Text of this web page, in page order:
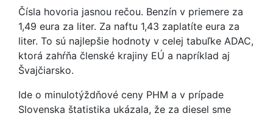
Čísla hovoria jasnou rečou. Benzín v priemere za
1,49 eura za liter. Za naftu 1,43 zaplatíte eura za
liter. To sú najlepšie hodnoty v celej tabuľke ADAC,
ktorá zahŕňa členské krajiny EÚ a napríklad aj
Švajčiarsko.
Ide o minulotýždňové ceny PHM a v prípade
Slovenska štatistika ukázala, že za diesel sme